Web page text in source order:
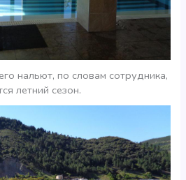
нальют, по словам сотрудника,
летний сезон.